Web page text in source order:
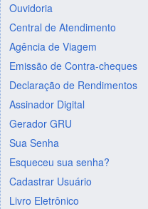
Ouvidoria
Central de Atendimento
Agência de Viagem
Emissão de Contra-cheques
Declaração de Rendimentos
Assinador Digital
Gerador GRU
Sua Senha
Esqueceu sua senha?
Cadastrar Usuário
Livro Eletrônico